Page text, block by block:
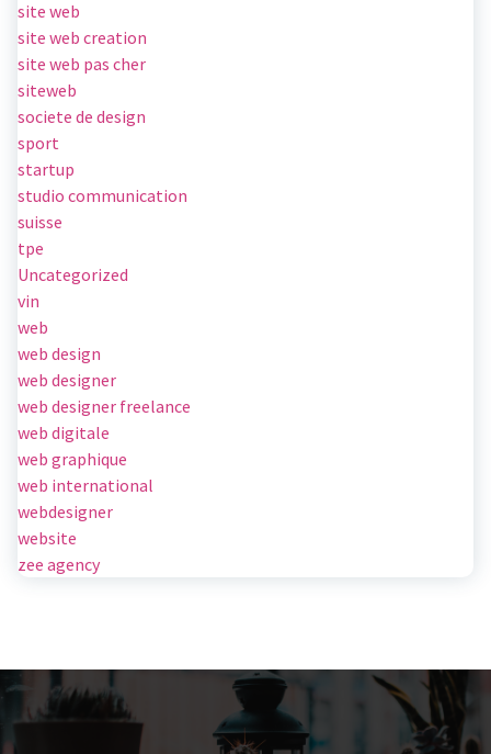
site web
site web creation
site web pas cher
siteweb
societe de design
sport
startup
studio communication
suisse
tpe
Uncategorized
vin
web
web design
web designer
web designer freelance
web digitale
web graphique
web international
webdesigner
website
zee agency